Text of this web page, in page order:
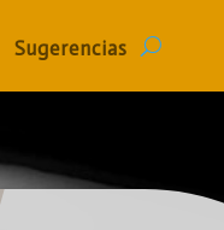
Sugerencias